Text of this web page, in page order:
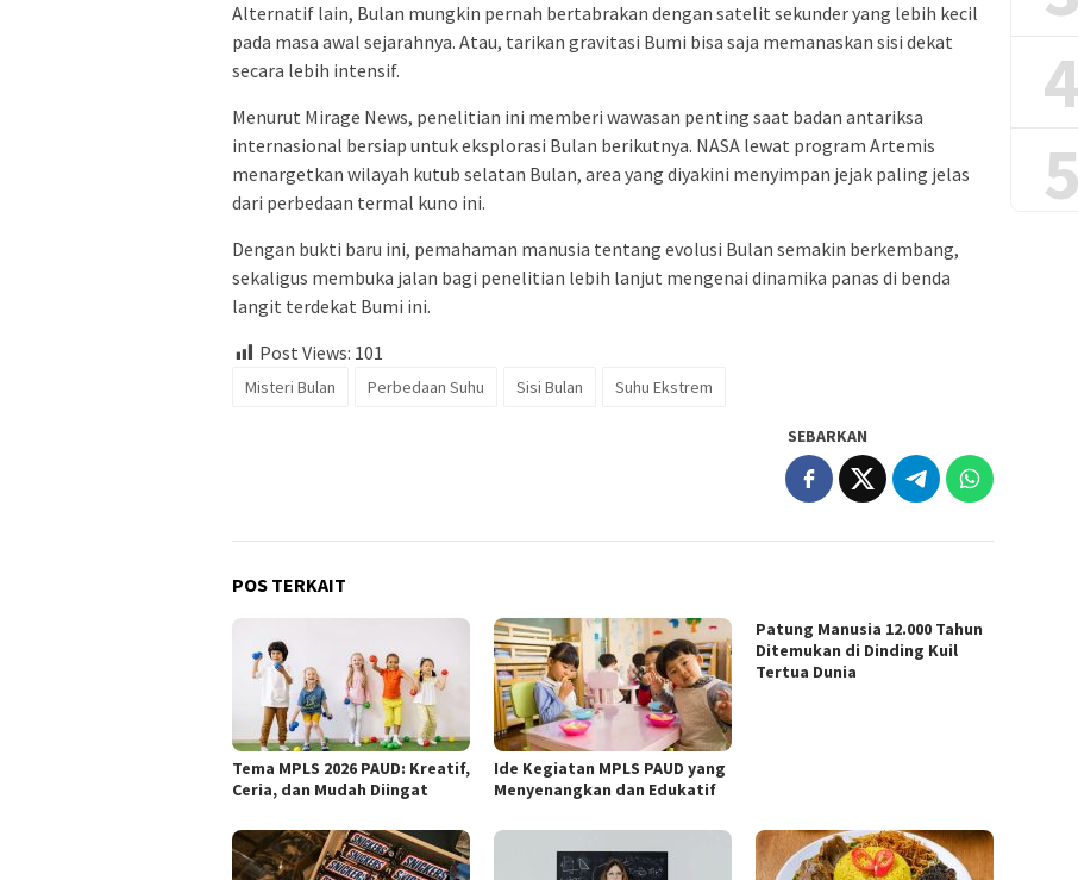
Alternatif lain, Bulan mungkin pernah bertabrakan dengan satelit sekunder yang lebih kecil
pada masa awal sejarahnya. Atau, tarikan gravitasi Bumi bisa saja memanaskan sisi dekat
secara lebih intensif.
Menurut Mirage News, penelitian ini memberi wawasan penting saat badan antariksa
internasional bersiap untuk eksplorasi Bulan berikutnya. NASA lewat program Artemis
menargetkan wilayah kutub selatan Bulan, area yang diyakini menyimpan jejak paling jelas
dari perbedaan termal kuno ini.
Dengan bukti baru ini, pemahaman manusia tentang evolusi Bulan semakin berkembang,
sekaligus membuka jalan bagi penelitian lebih lanjut mengenai dinamika panas di benda
langit terdekat Bumi ini.
Post Views: 101
Misteri Bulan Perbedaan Suhu Sisi Bulan Suhu Ekstrem
SEBARKAN
POS TERKAIT
Tema MPLS 2026 PAUD: Kreatif,
Ceria, dan Mudah Diingat
Ide Kegiatan MPLS PAUD yang
Menyenangkan dan Edukatif
Patung Manusia 12.000 Tahun
Ditemukan di Dinding Kuil
Tertua Dunia
4
5